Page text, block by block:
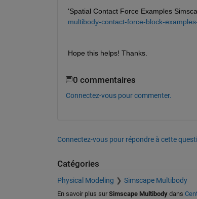
'Spatial Contact Force Examples
multibody-contact-force-block-
Hope this helps! Thanks.
0 commentaires
Connectez-vous pour commenter.
Connectez-vous pour répondre à cette
Catégories
Physical Modeling Simscape Multibody
En savoir plus sur Simscape Multibodydans